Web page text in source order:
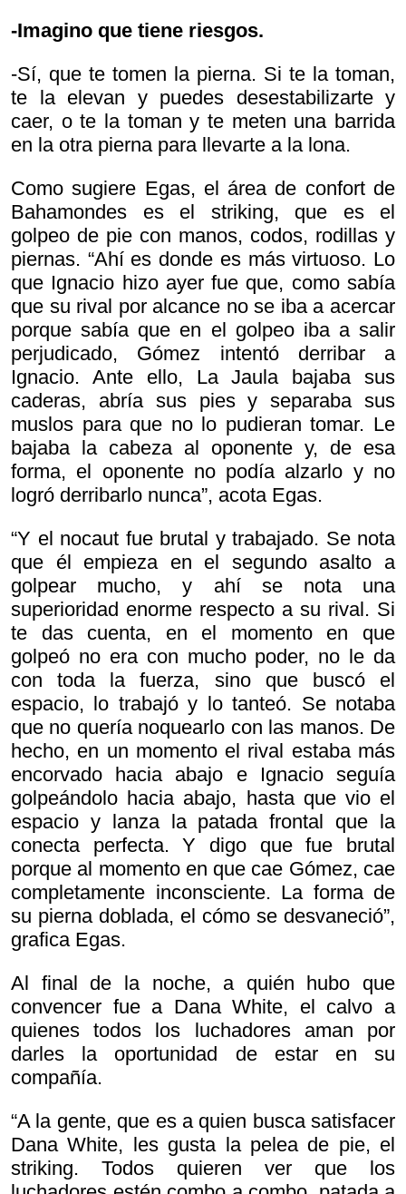
-Imagino que tiene riesgos.
-Sí, que te tomen la pierna. Si te la toman,
te la elevan y puedes desestabilizarte y
caer, o te la toman y te meten una barrida
en la otra pierna para llevarte a la lona.
Como sugiere Egas, el área de confort de
Bahamondes es el striking, que es el
golpeo de pie con manos, codos, rodillas y
piernas. “Ahí es donde es más virtuoso. Lo
que Ignacio hizo ayer fue que, como sabía
que su rival por alcance no se iba a acercar
porque sabía que en el golpeo iba a salir
perjudicado, Gómez intentó derribar a
Ignacio. Ante ello, La Jaula bajaba sus
caderas, abría sus pies y separaba sus
muslos para que no lo pudieran tomar. Le
bajaba la cabeza al oponente y, de esa
forma, el oponente no podía alzarlo y no
logró derribarlo nunca”, acota Egas.
“Y el nocaut fue brutal y trabajado. Se nota
que él empieza en el segundo asalto a
golpear mucho, y ahí se nota una
superioridad enorme respecto a su rival. Si
te das cuenta, en el momento en que
golpeó no era con mucho poder, no le da
con toda la fuerza, sino que buscó el
espacio, lo trabajó y lo tanteó. Se notaba
que no quería noquearlo con las manos. De
hecho, en un momento el rival estaba más
encorvado hacia abajo e Ignacio seguía
golpeándolo hacia abajo, hasta que vio el
espacio y lanza la patada frontal que la
conecta perfecta. Y digo que fue brutal
porque al momento en que cae Gómez, cae
completamente inconsciente. La forma de
su pierna doblada, el cómo se desvaneció”,
grafica Egas.
Al final de la noche, a quién hubo que
convencer fue a Dana White, el calvo a
quienes todos los luchadores aman por
darles la oportunidad de estar en su
compañía.
“A la gente, que es a quien busca satisfacer
Dana White, les gusta la pelea de pie, el
striking. Todos quieren ver que los